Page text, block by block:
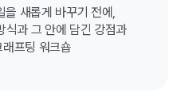
새롭게 바꾸기 전에,
식과 그 안에 담긴 강점과
프팅 워크숍